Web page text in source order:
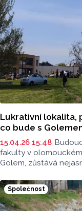
Lukrativní lokalita,
co bude s
15.04.26 15:48
fakulty v
Golem, zůstává
z největších a
Několik nápadů už tu
Společnost